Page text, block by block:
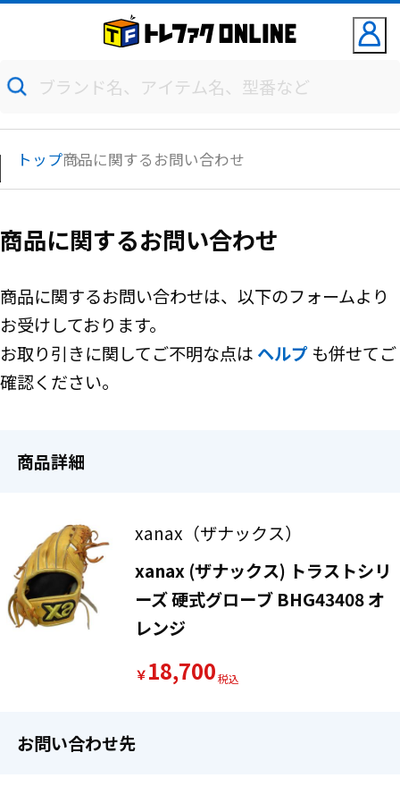
トップ商品に関するお問い合わせ
商品に関するお問い合わせ
商品に関するお問い合わせは、以下のフォームより
お受けしております。
お取り引きに関してご不明な点は ヘルプ も併せてご
確認ください。
商品詳細
xanax（ザナックス）
xanax (ザナックス) トラストシリ
ーズ 硬式グローブ BHG43408 オ
レンジ
￥18,700
お問い合わせ先